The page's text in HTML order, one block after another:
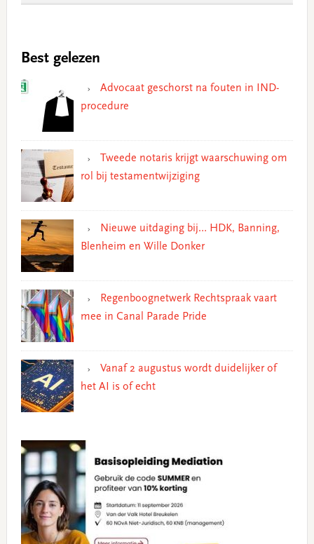
Best gelezen
Advocaat geschorst na fouten in IND-
procedure
Tweede notaris krijgt waarschuwing om
rol bij testamentwijziging
Nieuwe uitdaging bij… HDK, Banning,
Blenheim en Wille Donker
Regenboognetwerk Rechtspraak vaart
mee in Canal Parade Pride
Vanaf 2 augustus wordt duidelijker of
het AI is of echt